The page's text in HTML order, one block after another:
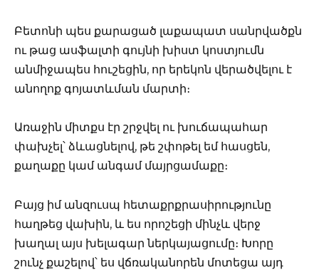
Բետոնի պես քարացած լաքապատ սանրվածքն
ու թաց ասֆալտի գույնի խիստ կոստյումն
անմիջապես հուշեցին, որ երեկոն վերածվելու է
անողոք գոյատևման մարտի։
Առաջին միտքս էր շրջվել ու խուճապահար
փախչել՝ ձևացնելով, թե շփոթել եմ հասցեն,
քաղաքը կամ անգամ մայրցամաքը։
Բայց իմ անզուսպ հետաքրքրասիրությունը
հաղթեց վախին, և ես որոշեցի մինչև վերջ
խաղալ այս խելագար ներկայացումը։ Խորը
շունչ քաշելով՝ ես վճռականորեն մոտեցա այդ